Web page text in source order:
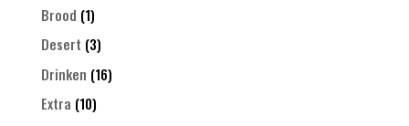
Brood 11
product
Desert 33
products
Drinken 1616
Extra 1010